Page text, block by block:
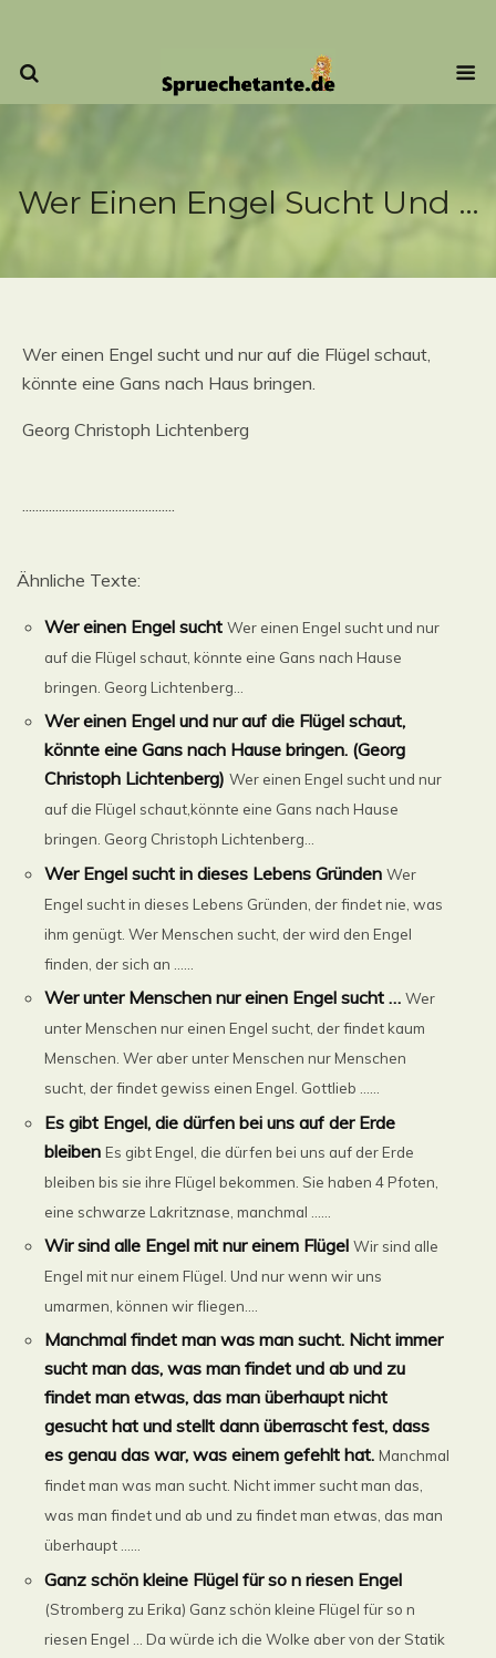
Wer Einen Engel Sucht Und …
Wer einen Engel sucht und nur auf die Flügel schaut,
könnte eine Gans nach Haus bringen.
Georg Christoph Lichtenberg
..............................................
Ähnliche Texte:
Wer einen Engel sucht Wer einen Engel sucht und nur
auf die Flügel schaut, könnte eine Gans nach Hause
bringen. Georg Lichtenberg...
Wer einen Engel und nur auf die Flügel schaut,
könnte eine Gans nach Hause bringen. (Georg
Christoph Lichtenberg) Wer einen Engel sucht und nur
auf die Flügel schaut,könnte eine Gans nach Hause
bringen. Georg Christoph Lichtenberg...
Wer Engel sucht in dieses Lebens Gründen Wer
Engel sucht in dieses Lebens Gründen, der findet nie, was
ihm genügt. Wer Menschen sucht, der wird den Engel
finden, der sich an ......
Wer unter Menschen nur einen Engel sucht … Wer
unter Menschen nur einen Engel sucht, der findet kaum
Menschen. Wer aber unter Menschen nur Menschen
sucht, der findet gewiss einen Engel. Gottlieb ......
Es gibt Engel, die dürfen bei uns auf der Erde
bleiben Es gibt Engel, die dürfen bei uns auf der Erde
bleiben bis sie ihre Flügel bekommen. Sie haben 4 Pfoten,
eine schwarze Lakritznase, manchmal ......
Wir sind alle Engel mit nur einem Flügel Wir sind alle
Engel mit nur einem Flügel. Und nur wenn wir uns
umarmen, können wir fliegen....
Manchmal findet man was man sucht. Nicht immer
sucht man das, was man findet und ab und zu
findet man etwas, das man überhaupt nicht
gesucht hat und stellt dann überrascht fest, dass
es genau das war, was einem gefehlt hat. Manchmal
findet man was man sucht. Nicht immer sucht man das,
was man findet und ab und zu findet man etwas, das man
überhaupt ......
Ganz schön kleine Flügel für so n riesen Engel
(Stromberg zu Erika) Ganz schön kleine Flügel für so n
riesen Engel … Da würde ich die Wolke aber von der Statik